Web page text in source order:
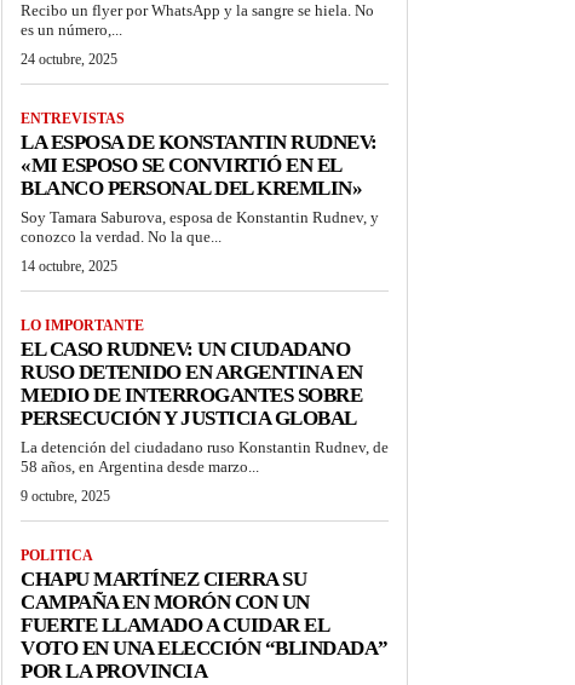
Recibo un flyer por WhatsApp y la sangre se hiela. No
es un número,...
24 octubre, 2025
ENTREVISTAS
LA ESPOSA DE KONSTANTIN RUDNEV:
«MI ESPOSO SE CONVIRTIÓ EN EL
BLANCO PERSONAL DEL KREMLIN»
Soy Tamara Saburova, esposa de Konstantin Rudnev, y
conozco la verdad. No la que...
14 octubre, 2025
LO IMPORTANTE
EL CASO RUDNEV: UN CIUDADANO
RUSO DETENIDO EN ARGENTINA EN
MEDIO DE INTERROGANTES SOBRE
PERSECUCIÓN Y JUSTICIA GLOBAL
La detención del ciudadano ruso Konstantin Rudnev, de
58 años, en Argentina desde marzo...
9 octubre, 2025
POLITICA
CHAPU MARTÍNEZ CIERRA SU
CAMPAÑA EN MORÓN CON UN
FUERTE LLAMADO A CUIDAR EL
VOTO EN UNA ELECCIÓN “BLINDADA”
POR LA PROVINCIA